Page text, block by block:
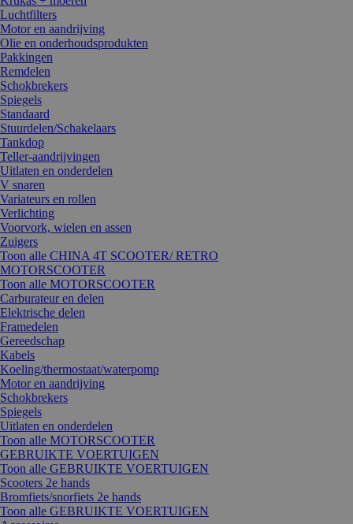
Luchtfilters
Motor en aandrijving
Olie en onderhoudsprodukten
Pakkingen
Remdelen
Schokbrekers
Spiegels
Standaard
Stuurdelen/Schakelaars
Tankdop
Teller-aandrijvingen
Uitlaten en onderdelen
V snaren
Variateurs en rollen
Verlichting
Voorvork, wielen en assen
Zuigers
Toon alle CHINA 4T SCOOTER/ RETRO
MOTORSCOOTER
Toon alle MOTORSCOOTER
Carburateur en delen
Elektrische delen
Framedelen
Gereedschap
Kabels
Koeling/thermostaat/waterpomp
Motor en aandrijving
Schokbrekers
Spiegels
Uitlaten en onderdelen
Toon alle MOTORSCOOTER
GEBRUIKTE VOERTUIGEN
Toon alle GEBRUIKTE VOERTUIGEN
Scooters 2e hands
Bromfiets/snorfiets 2e hands
Toon alle GEBRUIKTE VOERTUIGEN